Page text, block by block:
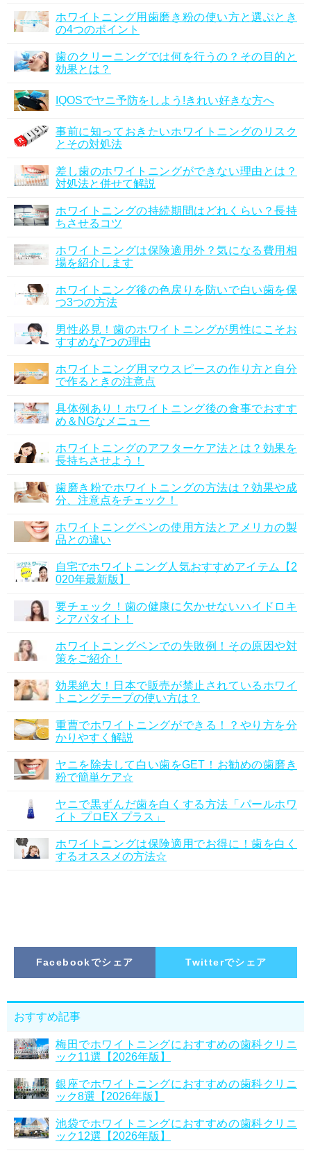
ホワイトニング用歯磨き粉の使い方と選ぶとき
の4つのポイント
歯のクリーニングでは何を行うの？その目的と
効果とは？
IQOSでヤニ予防をしよう!きれい好きな方へ
事前に知っておきたいホワイトニングのリスク
とその対処法
差し歯のホワイトニングができない理由とは？
対処法と併せて解説
ホワイトニングの持続期間はどれくらい？長持
ちさせるコツ
ホワイトニングは保険適用外？気になる費用相
場を紹介します
ホワイトニング後の色戻りを防いで白い歯を保
つ3つの方法
男性必見！歯のホワイトニングが男性にこそお
すすめな7つの理由
ホワイトニング用マウスピースの作り方と自分
で作るときの注意点
具体例あり！ホワイトニング後の食事でおすす
め＆NGなメニュー
ホワイトニングのアフターケア法とは？効果を
長持ちさせよう！
歯磨き粉でホワイトニングの方法は？効果や成
分、注意点をチェック！
ホワイトニングペンの使用方法とアメリカの製
品との違い
自宅でホワイトニング人気おすすめアイテム【2
020年最新版】
要チェック！歯の健康に欠かせないハイドロキ
シアパタイト！
ホワイトニングペンでの失敗例！その原因や対
策をご紹介！
効果絶大！日本で販売が禁止されているホワイ
トニングテープの使い方は？
重曹でホワイトニングができる！？やり方を分
かりやすく解説
ヤニを除去して白い歯をGET！お勧めの歯磨き
粉で簡単ケア☆
ヤニで黒ずんだ歯を白くする方法「パールホワ
イト プロEX プラス」
ホワイトニングは保険適用でお得に！歯を白く
するオススメの方法☆
Facebookでシェア Twitterでシェア
おすすめ記事
梅田でホワイトニングにおすすめの歯科クリニ
ック11選【2026年版】
銀座でホワイトニングにおすすめの歯科クリニ
ック8選【2026年版】
池袋でホワイトニングにおすすめの歯科クリニ
ック12選【2026年版】